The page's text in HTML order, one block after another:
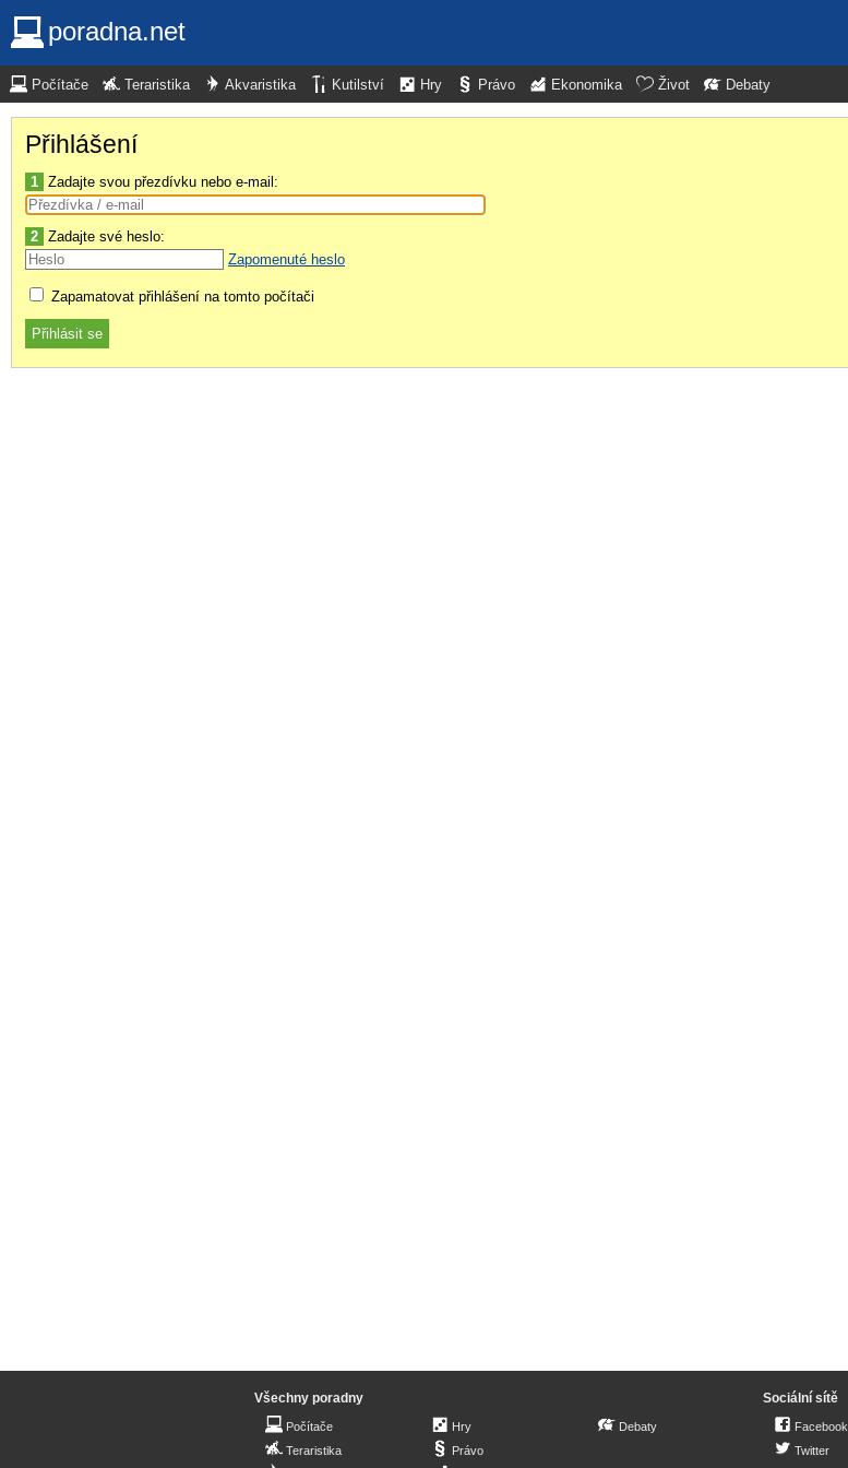
poradna.net
Počítače Teraristika Akvaristika Kutilství Hry Právo Ekonomika Život Debaty
Přihlášení
1 Zadajte svou přezdívku nebo e-mail:
2 Zadajte své heslo:
Zapomenuté heslo
Zapamatovat přihlášení na tomto počítači
Všechny poradny
Počítače
Teraristika
Hry
Právo
Debaty
Sociální sítě
Facebook
Twitter